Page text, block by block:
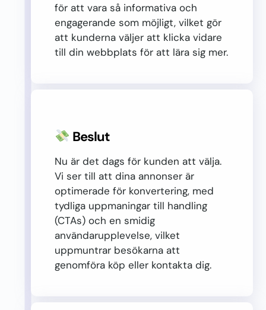
för att vara så informativa och
engagerande som möjligt, vilket gör
att kunderna väljer att klicka vidare
till din webbplats för att lära sig mer.
Beslut
Nu är det dags för kunden att välja.
Vi ser till att dina annonser är
optimerade för konvertering, med
tydliga uppmaningar till handling
(CTAs) och en smidig
användarupplevelse, vilket
uppmuntrar besökarna att
genomföra köp eller kontakta dig.